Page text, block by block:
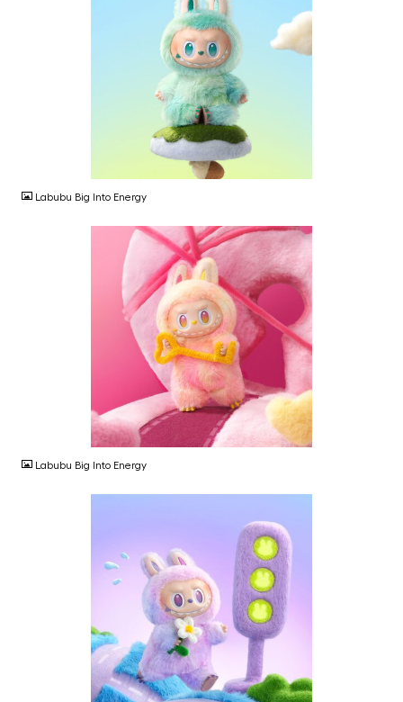
Labubu Big Into Energy
Labubu Big Into Energy